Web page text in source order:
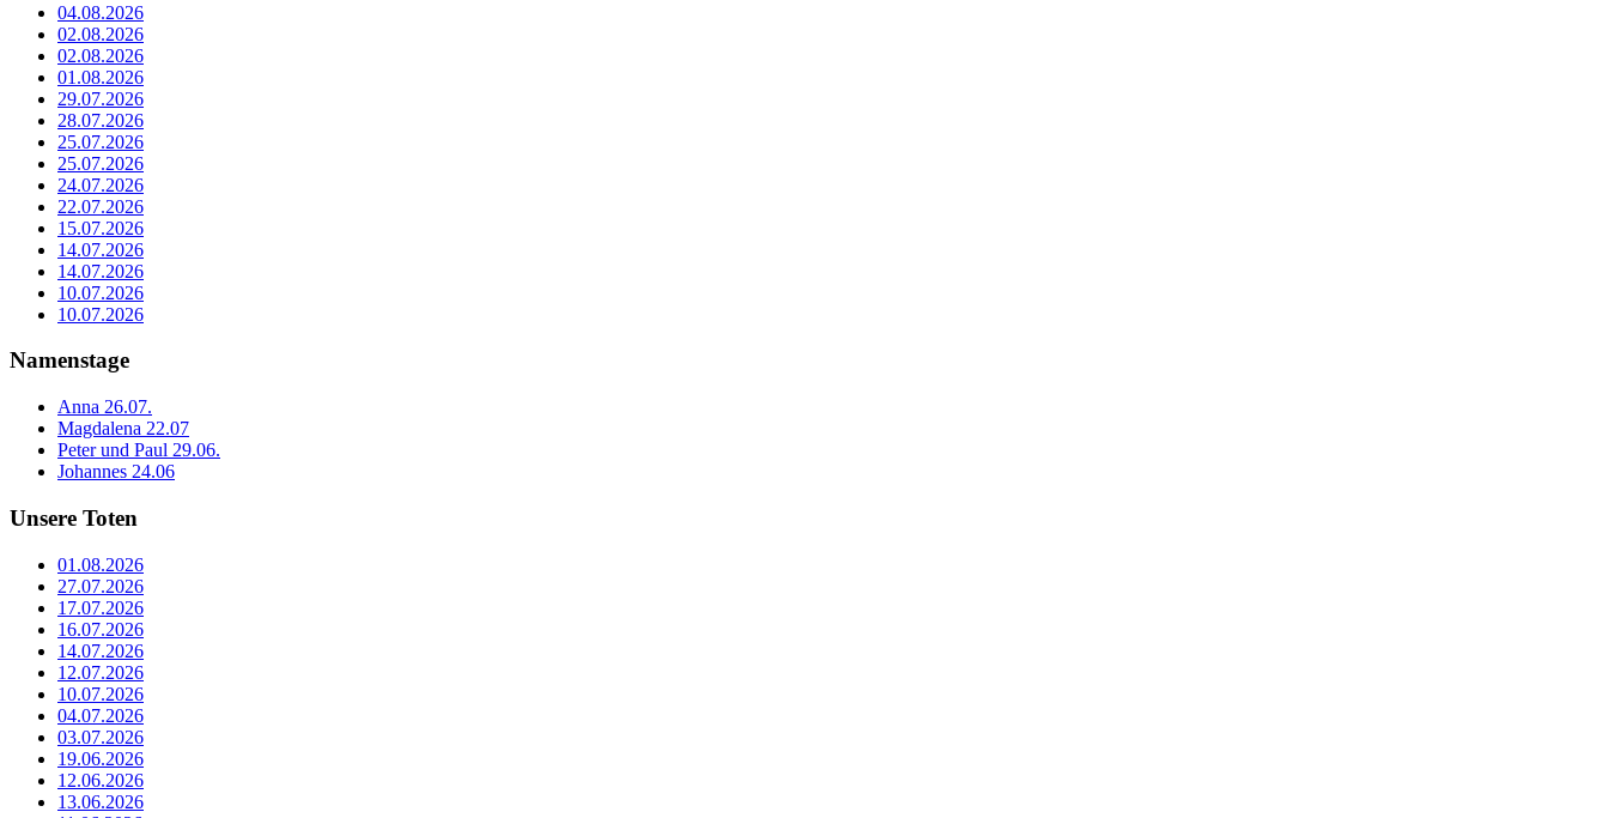
04.08.2026
02.08.2026
02.08.2026
01.08.2026
29.07.2026
28.07.2026
25.07.2026
25.07.2026
24.07.2026
22.07.2026
15.07.2026
14.07.2026
14.07.2026
10.07.2026
10.07.2026
Namenstage
Anna 26.07.
Magdalena 22.07
Peter und Paul 29.06.
Johannes 24.06
Unsere Toten
01.08.2026
27.07.2026
17.07.2026
16.07.2026
14.07.2026
12.07.2026
10.07.2026
04.07.2026
03.07.2026
19.06.2026
12.06.2026
13.06.2026